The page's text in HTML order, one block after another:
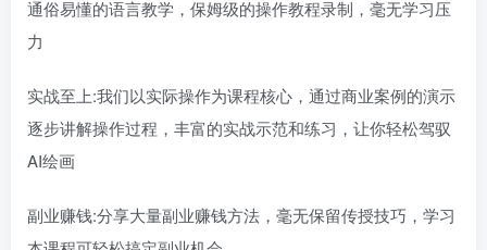
通俗易懂的语言教学，保姆级的操作教程录制，毫无学习压
力
实战至上:我们以实际操作为课程核心，通过商业案例的演示
逐步讲解操作过程，丰富的实战示范和练习，让你轻松驾驭
AI绘画
副业赚钱:分享大量副业赚钱方法，毫无保留传授技巧，学习